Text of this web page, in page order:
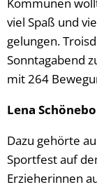
viel Spaß und
gelungen.
Sonntagabend
mit 264
Lena
Dazu gehörte
Sportfest auf
Erzieherinnen